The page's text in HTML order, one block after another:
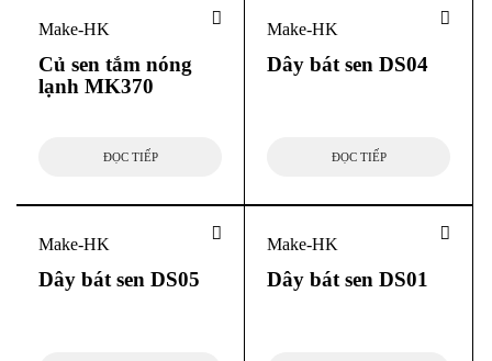
Make-HK
Củ sen tắm nóng
lạnh MK370
ĐỌC TIẾP
Make-HK
Dây bát sen DS04
ĐỌC TIẾP
Make-HK
Dây bát sen DS05
Make-HK
Dây bát sen DS01